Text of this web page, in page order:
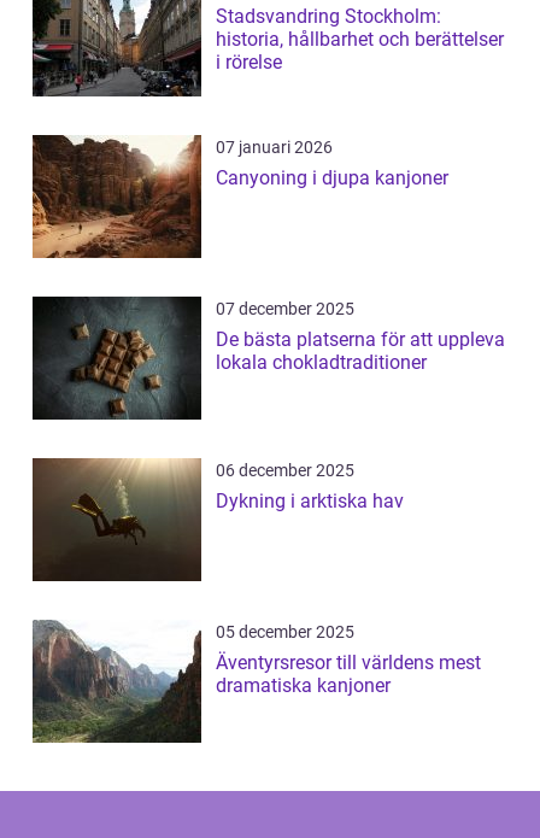
Stadsvandring Stockholm:
historia, hållbarhet och berättelser
i rörelse
07 januari 2026
Canyoning i djupa kanjoner
07 december 2025
De bästa platserna för att uppleva
lokala chokladtraditioner
06 december 2025
Dykning i arktiska hav
05 december 2025
Äventyrsresor till världens mest
dramatiska kanjoner